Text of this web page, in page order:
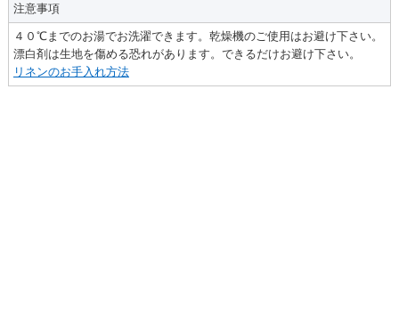
注意事項
４０℃までのお湯でお洗濯できます。乾燥機のご使用はお避け下さい。
漂白剤は生地を傷める恐れがあります。できるだけお避け下さい。
リネンのお手入れ方法